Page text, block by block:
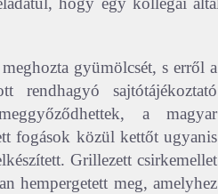
gyümölcsét, s erről a
rendhagyó sajtótájékoztató
a magyar
fogások közül kettőt ugyanis
Grillezett csirkemellet
hempergetett meg, amelyhez